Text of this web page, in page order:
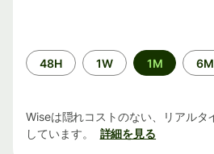
期
間
48H 1W 1M 6M
Wiseは隠れコストのない、リアルタ
しています。
詳細を見る